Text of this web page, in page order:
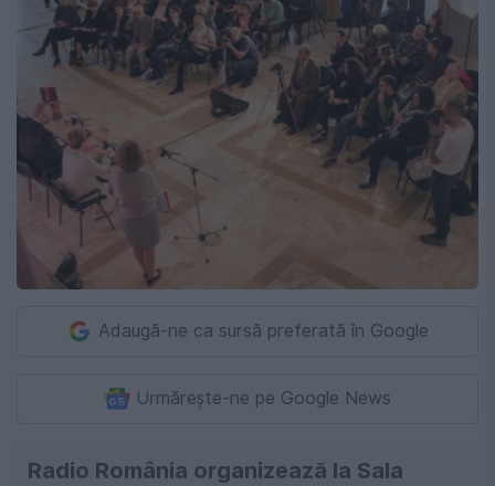
Adaugă-ne ca sursă preferată în Google
Urmărește-ne pe Google News
Radio România organizează la Sala